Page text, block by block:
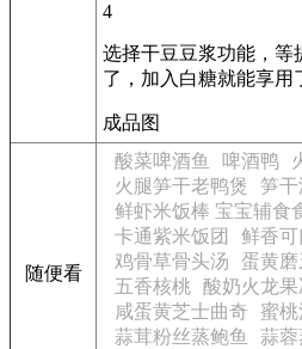
4
选择干豆豆浆功能，等
了，加入白糖就能享用
成品图
随便看
酸菜啤酒鱼 啤酒鸭
火腿笋干老鸭煲
笋
鲜虾米饭棒 宝宝辅食
卡通紫米饭团
鲜香可
鸡骨草骨头汤
蛋黄磨
五香核桃 酸奶火龙果
咸蛋黄芝士曲奇
蜜桃
蒜茸粉丝蒸鲍鱼
蒜